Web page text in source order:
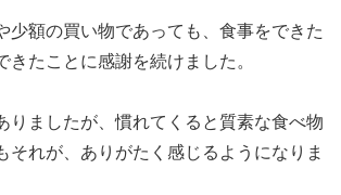
少額の買い物であっても、食事をできた
きたことに感謝を続けました。
りましたが、慣れてくると質素な食べ物
それが、ありがたく感じるようになりま